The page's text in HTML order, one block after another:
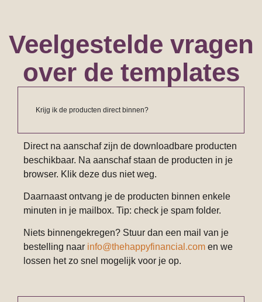
Veelgestelde vragen
over de templates
Krijg ik de producten direct binnen?
Direct na aanschaf zijn de downloadbare producten
beschikbaar. Na aanschaf staan de producten in je
browser. Klik deze dus niet weg.
Daarnaast ontvang je de producten binnen enkele
minuten in je mailbox. Tip: check je spam folder.
Niets binnengekregen? Stuur dan een mail van je
bestelling naar info@thehappyfinancial.com en we
lossen het zo snel mogelijk voor je op.